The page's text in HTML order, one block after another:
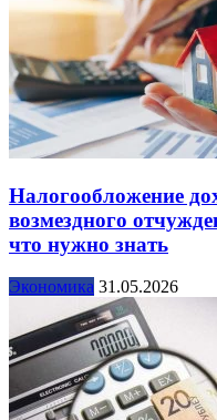
Налогообложение
возмездного
что нужно знать
Экономика 31.05.2026